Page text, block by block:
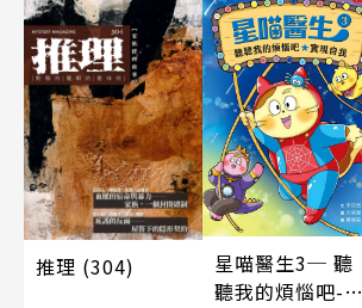
推理 (304)
星喵醫生3─ 聽
聽我的煩惱吧-實